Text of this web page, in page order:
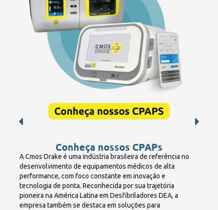
Conheça nossos CPAPs
A Cmos Drake é uma indústria brasileira de referência no
desenvolvimento de equipamentos médicos de alta
performance, com foco constante em inovação e
tecnologia de ponta. Reconhecida por sua trajetória
pioneira na América Latina em Desfibriladores DEA, a
empresa também se destaca em soluções para